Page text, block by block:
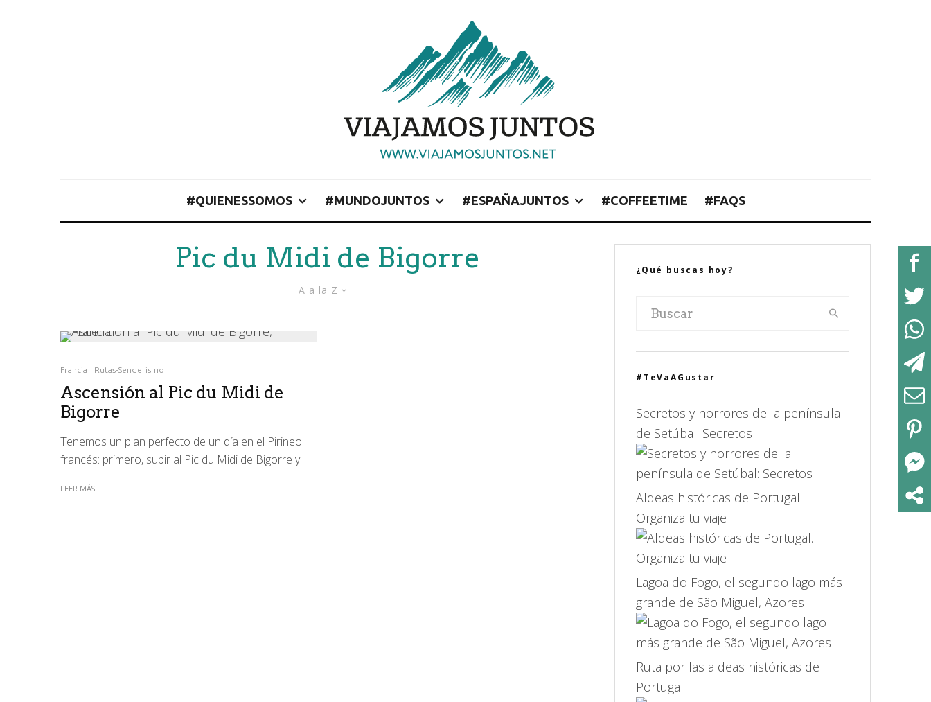
#QUIENESSOMOS #MUNDOJUNTOS #ESPAÑAJUNTOS #COFFEETIME #FAQS
Pic du Midi de Bigorre
A a la Z
Francia Rutas-Senderismo
Ascensión al Pic du Midi de
Bigorre
Tenemos un plan perfecto de un día en el Pirineo
francés: primero, subir al Pic du Midi de Bigorre y...
LEER MÁS
¿Qué buscas hoy?
#TeVaAGustar
Secretos y horrores de la península
de Setúbal: Secretos
Aldeas históricas de Portugal.
Organiza tu viaje
Lagoa do Fogo, el segundo lago más
grande de São Miguel, Azores
Ruta por las aldeas históricas de
Portugal